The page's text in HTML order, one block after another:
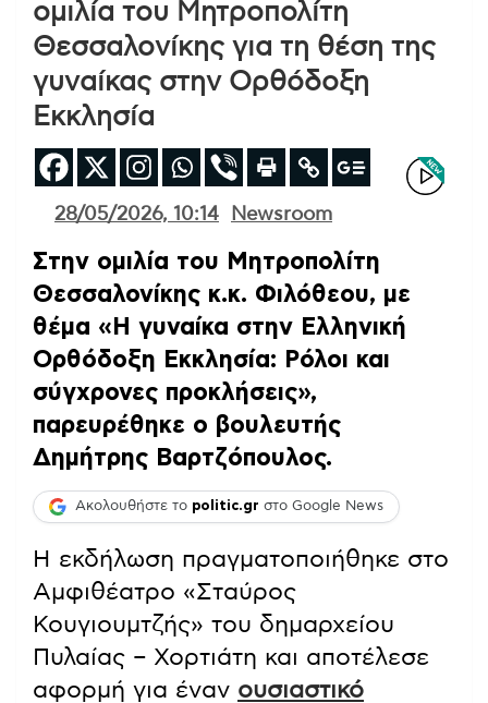
ομιλία του Μητροπολίτη
Θεσσαλονίκης για τη θέση της
γυναίκας στην Ορθόδοξη
Εκκλησία
28/05/2026, 10:14 Newsroom
Στην ομιλία του Μητροπολίτη
Θεσσαλονίκης κ.κ. Φιλόθεου, με
θέμα «Η γυναίκα στην Ελληνική
Ορθόδοξη Εκκλησία: Ρόλοι και
σύγχρονες προκλήσεις»,
παρευρέθηκε ο βουλευτής
Δημήτρης Βαρτζόπουλος.
Ακολουθήστε το politic.gr στο Google News
Η εκδήλωση πραγματοποιήθηκε στο
Αμφιθέατρο «Σταύρος
Κουγιουμτζής» του δημαρχείου
Πυλαίας – Χορτιάτη και αποτέλεσε
αφορμή για έναν ουσιαστικό